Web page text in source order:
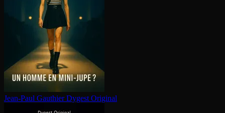
Jean-Paul Gauthier Dygest Original